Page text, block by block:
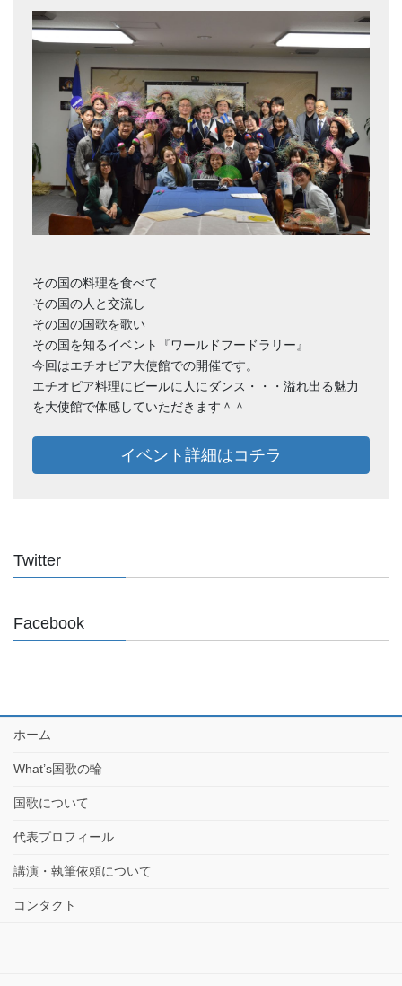
その国の料理を食べて
その国の人と交流し
その国の国歌を歌い
その国を知るイベント『ワールドフードラリー』
今回はエチオピア大使館での開催です。
エチオピア料理にビールに人にダンス・・・溢れ出る魅力
を大使館で体感していただきます＾＾
イベント詳細はコチラ
Twitter
Facebook
ホーム
What’s国歌の輪
国歌について
代表プロフィール
講演・執筆依頼について
コンタクト